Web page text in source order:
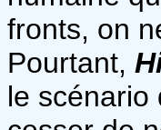
fronts, on
Pourtant,
le scénario